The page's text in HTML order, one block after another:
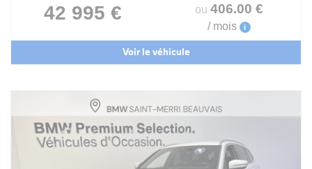
42 995 € ou 406.00 €
/ mois i
Voir le véhicule